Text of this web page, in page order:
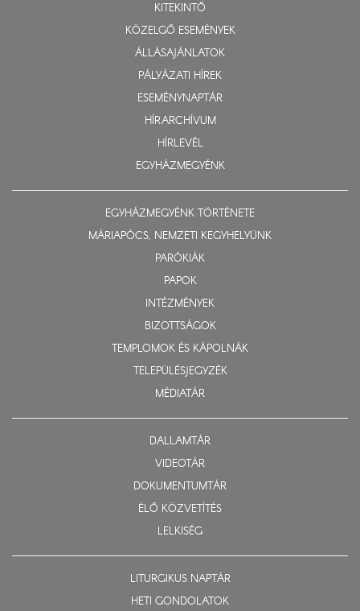
KITEKINTŐ
KÖZELGŐ ESEMÉNYEK
ÁLLÁSAJÁNLATOK
PÁLYÁZATI HÍREK
ESEMÉNYNAPTÁR
HÍRARCHÍVUM
HÍRLEVÉL
EGYHÁZMEGYÉNK
EGYHÁZMEGYÉNK TÖRTÉNETE
MÁRIAPÓCS, NEMZETI KEGYHELYÜNK
PARÓKIÁK
PAPOK
INTÉZMÉNYEK
BIZOTTSÁGOK
TEMPLOMOK ÉS KÁPOLNÁK
TELEPÜLÉSJEGYZÉK
MÉDIATÁR
DALLAMTÁR
VIDEOTÁR
DOKUMENTUMTÁR
ÉLŐ KÖZVETÍTÉS
LELKISÉG
LITURGIKUS NAPTÁR
HETI GONDOLATOK